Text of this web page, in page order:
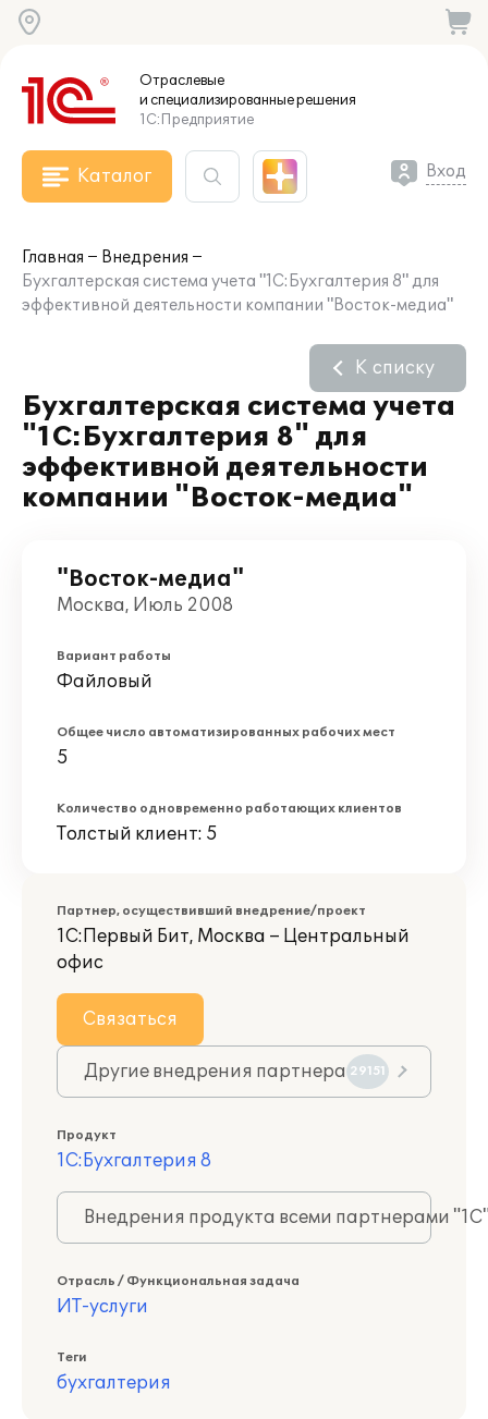
Отраслевые
и специализированныерешения
1С:Предприятие
Каталог Вход
Главная
Внедрения
Бухгалтерская система учета "1С:Бухгалтерия 8" для
эффективной деятельности компании "Восток-медиа"
Бухгалтерская система учета
"1С:Бухгалтерия 8" для
эффективной деятельности
компании "Восток-медиа"
К списку
"Восток-медиа"
Москва, Июль 2008
Вариант работы
Файловый
Общее число автоматизированных рабочих мест
5
Количество одновременно работающих клиентов
Толстый клиент: 5
Партнер, осуществивший внедрение/проект
1С:Первый Бит, Москва – Центральный
офис
Связаться
Другие внедрения партнера 29151
Продукт
1С:Бухгалтерия 8
Внедрения продукта всеми партнерами
Отрасль / Функциональная задача
ИТ-услуги
Теги
бухгалтерия